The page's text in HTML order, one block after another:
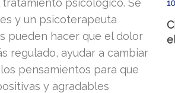
psicológico. Se
y un psicoterapeuta
pueden hacer que el dolor
regulado, ayudar a cambiar
pensamientos para que
y agradables